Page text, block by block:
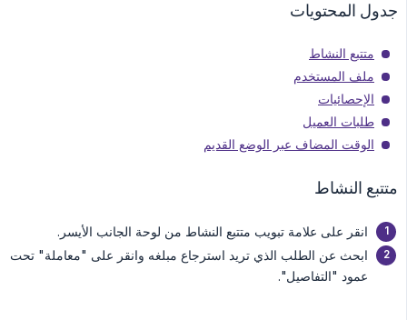
جدول المحتويات
متتبع النشاط
ملف المستخدم
الإحصائيات
طلبات العميل
الوقت المضاف عبر الوضع القديم
متتبع النشاط
انقر على علامة تبويب متتبع النشاط من لوحة الجانب الأيسر.
ابحث عن الطلب الذي تريد استرجاع مبلغه وانقر على "معاملة" تحت
عمود "التفاصيل".